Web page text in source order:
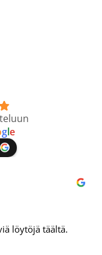
gle
löytöjä täältä.